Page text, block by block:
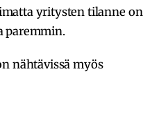
yritysten tilanne on
paremmin.
nähtävissä myös